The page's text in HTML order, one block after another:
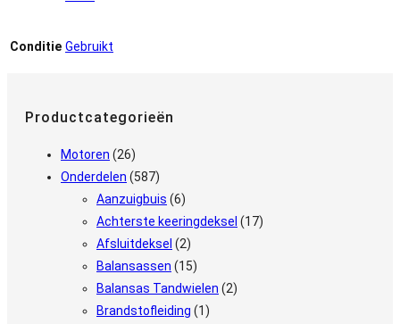
Conditie Gebruikt
Productcategorieën
Motoren (26)
Onderdelen (587)
Aanzuigbuis (6)
Achterste keeringdeksel (17)
Afsluitdeksel (2)
Balansassen (15)
Balansas Tandwielen (2)
Brandstofleiding (1)